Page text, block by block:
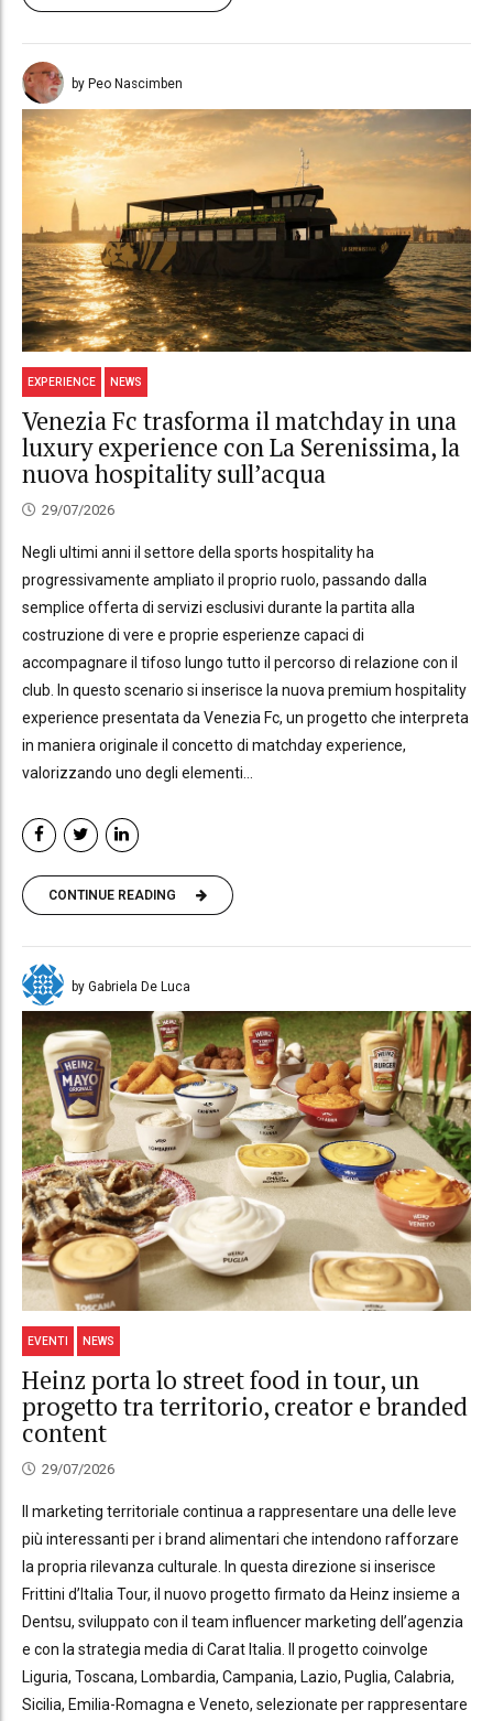
by Peo Nascimben
EXPERIENCE NEWS
Venezia Fc trasforma il matchday in una
luxury experience con La Serenissima, la
nuova hospitality sull’acqua
29/07/2026
Negli ultimi anni il settore della sports hospitality ha
progressivamente ampliato il proprio ruolo, passando dalla
semplice offerta di servizi esclusivi durante la partita alla
costruzione di vere e proprie esperienze capaci di
accompagnare il tifoso lungo tutto il percorso di relazione con il
club. In questo scenario si inserisce la nuova premium hospitality
experience presentata da Venezia Fc, un progetto che interpreta
in maniera originale il concetto di matchday experience,
valorizzando uno degli elementi...
CONTINUE READING
by Gabriela De Luca
EVENTI NEWS
Heinz porta lo street food in tour, un
progetto tra territorio, creator e branded
content
29/07/2026
Il marketing territoriale continua a rappresentare una delle leve
più interessanti per i brand alimentari che intendono rafforzare
la propria rilevanza culturale. In questa direzione si inserisce
Frittini d’Italia Tour, il nuovo progetto firmato da Heinz insieme a
Dentsu, sviluppato con il team influencer marketing dell’agenzia
e con la strategia media di Carat Italia. Il progetto coinvolge
Liguria, Toscana, Lombardia, Campania, Lazio, Puglia, Calabria,
Sicilia, Emilia-Romagna e Veneto, selezionate per rappresentare